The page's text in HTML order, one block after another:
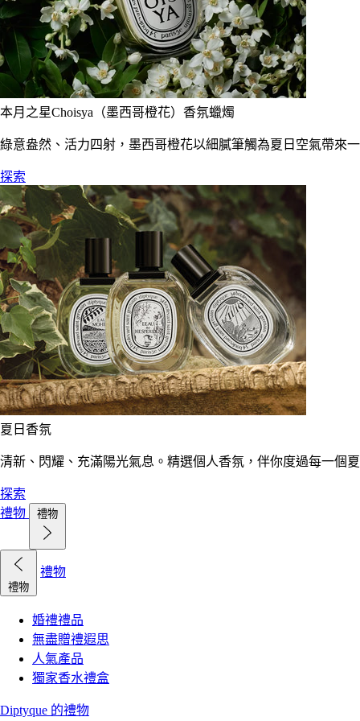
本月之星Choisya（墨西哥橙花）香氛蠟燭
綠意盎然、活力四射，墨西哥橙花以細膩筆觸為夏日空氣帶來
探索
夏日香氛
清新、閃耀、充滿陽光氣息。精選個人香氛，伴你度過每一個
探索
禮物
禮物
禮物
禮物
婚禮禮品
無盡贈禮遐思
人氣產品
獨家香水禮盒
Diptyque 的禮物